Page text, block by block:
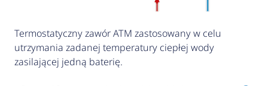
Termostatyczny zawór ATM zastosowany w celu
utrzymania zadanej temperatury ciepłej wody
zasilającej jedną baterię.